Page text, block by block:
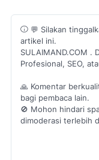
💬 Silakan
artikel ini.
SULAIMAND.COM .
Profesional, SEO,
🙏 Komentar
bagi pembaca lain.
🚫 Mohon hindari
dimoderasi terlebih